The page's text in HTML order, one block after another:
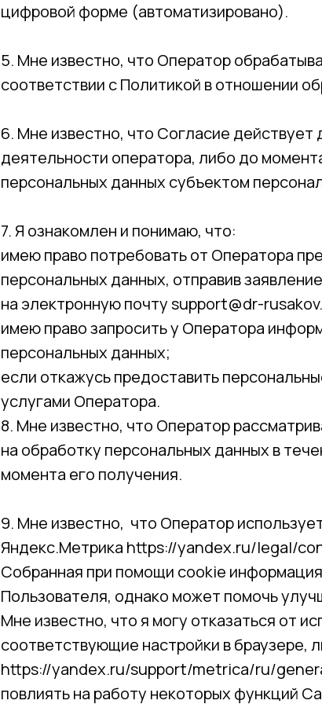
цифровой форме (автоматизировано).
5. Мне известно, что Оператор
соответствии с Политикой в отношении
6. Мне известно, что Согласие
деятельности оператора, либо до
персональных данных субъектом
7. Я ознакомлен и понимаю, что:
имею право потребовать от Оператора
персональных данных, отправив
на электронную почту support@dr-
имею право запросить у Оператора
персональных данных;
если откажусь предоставить
услугами Оператора.
8. Мне известно, что Оператор
на обработку персональных данных в
момента его получения.
9. Мне известно, что Оператор
Яндекс.Метрика https://yandex.ru/legal/
Собранная при помощи cookie
Пользователя, однако может помочь
Мне известно, что я могу отказаться от
соответствующие настройки в браузере,
https://yandex.ru/support/metrica/ru/
повлиять на работу некоторых функций